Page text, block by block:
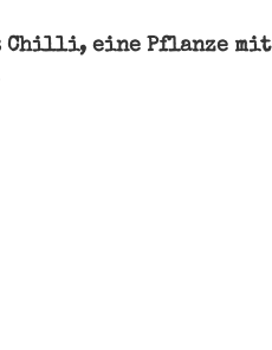
Chilli, eine Pflanze mit